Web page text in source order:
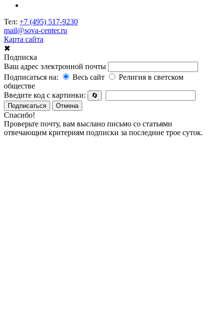
Тел: +7 (495) 517-9230
mail@sova-center.ru
Карта сайта
✖
Подписка
Ваш адрес электронной почты
Подписаться на:
Весь сайт
Религия в светском
обществе
Введите код с картинки:
🔄
Подписаться
Отмена
Спасибо!
Проверьте почту, вам выслано письмо со статьями
отвечающим критериям подписки за последние трое суток.